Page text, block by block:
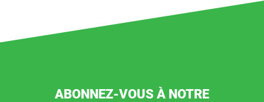
ABONNEZ-VOUS À NOTRE